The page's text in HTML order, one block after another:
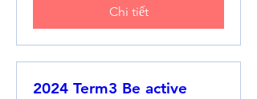
Chi tiết
2024 Term3 Be active